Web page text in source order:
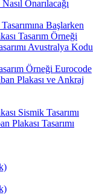
Onarılacağı
Başlarken
Tasarım Örneği
Avustralya Kodu
Örneği Eurocode
Plakası ve Ankraj
Sismik Tasarımı
Plakası Tasarımı